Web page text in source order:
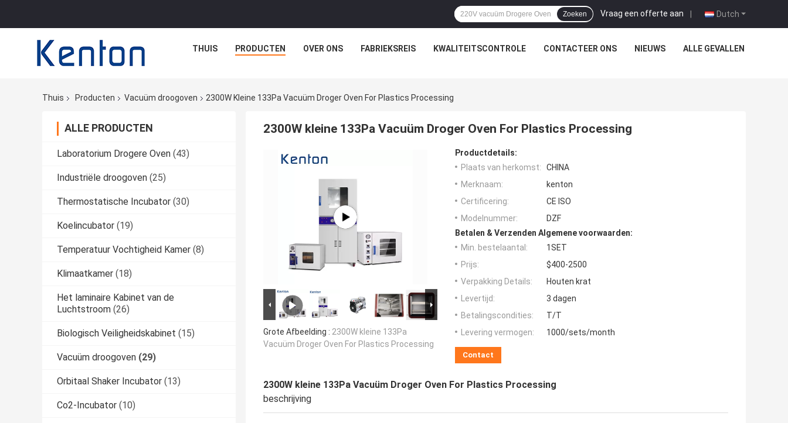
Dutch
Vraag een offerte aan |
Zoeken
THUIS PRODUCTEN OVER ONS FABRIEKSREIS KWALITEITSCONTROLE CONTACTEER ONS NIEUWS ALLE GEVALLEN
Thuis Producten Vacuüm droogoven 2300W Kleine 133Pa Vacuüm Droger Oven For Plastics Processing
ALLE PRODUCTEN
Laboratorium Drogere Oven (43)
Industriële droogoven (25)
Thermostatische Incubator (30)
Koelincubator (19)
Temperatuur Vochtigheid Kamer (8)
Klimaatkamer (18)
Het laminaire Kabinet van de
Luchtstroom (26)
Biologisch Veiligheidskabinet (15)
Vacuüm droogoven (29)
Orbitaal Shaker Incubator (13)
Co2-Incubator (10)
2300W kleine 133Pa Vacuüm Droger Oven For Plastics Processing
Grote Afbeelding : 2300W kleine 133Pa
Vacuüm Droger Oven For Plastics Processing
Productdetails:
Plaats van herkomst:
CHINA
Merknaam:
kenton
Certificering:
CE ISO
Modelnummer:
DZF
Betalen & Verzenden Algemene voorwaarden:
Min. bestelaantal:
1SET
Prijs:
$400-2500
Verpakking Details:
Houten krat
Levertijd:
3 dagen
Betalingscondities:
T/T
Levering vermogen:
1000/sets/month
Contact
2300W kleine 133Pa Vacuüm Droger Oven For Plastics Processing
beschrijving